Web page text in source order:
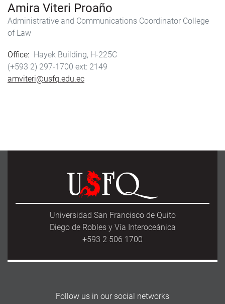
Amira Viteri Proaño
Administrative and Communications Coordinator College
of Law
Office
Hayek Building, H-225C
(+593 2) 297-1700
2149
amviteri@usfq.edu.ec
Universidad San Francisco de Quito
Diego de Robles y Vía Interoceánica
+593 2 506 1700
Follow us in our social networks